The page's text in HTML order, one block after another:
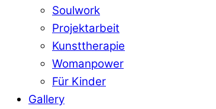
Soulwork
Projektarbeit
Kunsttherapie
Womanpower
Für Kinder
Gallery